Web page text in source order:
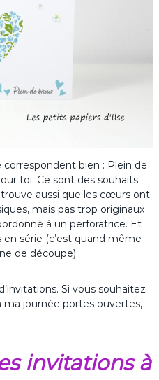
correspondent bien : Plein de
toi. Ce sont des souhaits
aussi que les cœurs ont
mais pas trop originaux
à un perforatrice. Et
en série (c’est quand même
de découpe).
Si vous souhaitez
ma journée portes ouvertes,
invitations à